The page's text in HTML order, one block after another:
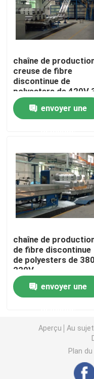
Contactez-nous
Demandez une
machine de
Machine de
machine de stenter
machine de
Machine de
Machine de vapeur
Détendez une
chaîne de
creuse de fibre
discontinue de
polyesters de 420V
envoyer une
chaîne de
de fibre discontinue
de polyesters de
220V
envoyer une
Aperçu Au
Plan